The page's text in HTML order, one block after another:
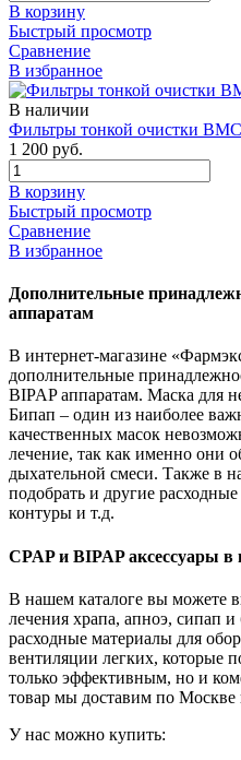
В корзину
Быстрый просмотр
Сравнение
В избранное
В наличии
Фильтры тонкой очистки
1 200 руб.
В корзину
Быстрый просмотр
Сравнение
В избранное
Дополнительные
аппаратам
В интернет-магазине
дополнительные
BIPAP аппаратам. Маска для
Бипап – один из наиболее
качественных масок
лечение, так как именно они
дыхательной смеси. Также в
подобрать и другие
контуры и т.д.
CPAP и BIPAP аксессуары в
В нашем каталоге вы можете
лечения храпа, апноэ, сипап
расходные материалы для
вентиляции легких, которые
только эффективным, но и
товар мы доставим по
У нас можно купить: